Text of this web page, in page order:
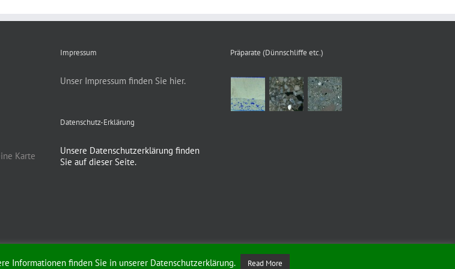
Karte
Impressum
Unser Impressum finden Sie hier.
Datenschutz-Erklärung
Unsere Datenschutzerklärung finden
Sie auf dieser Seite.
Präparate (Dünnschliffe etc.)
Informationen finden Sie in unserer Datenschutzerklärung. Read More